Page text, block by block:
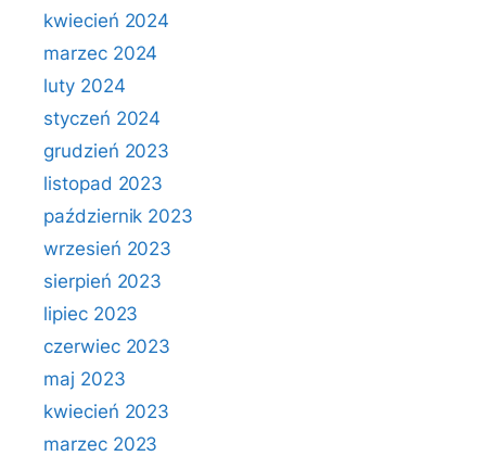
kwiecień 2024
marzec 2024
luty 2024
styczeń 2024
grudzień 2023
listopad 2023
październik 2023
wrzesień 2023
sierpień 2023
lipiec 2023
czerwiec 2023
maj 2023
kwiecień 2023
marzec 2023